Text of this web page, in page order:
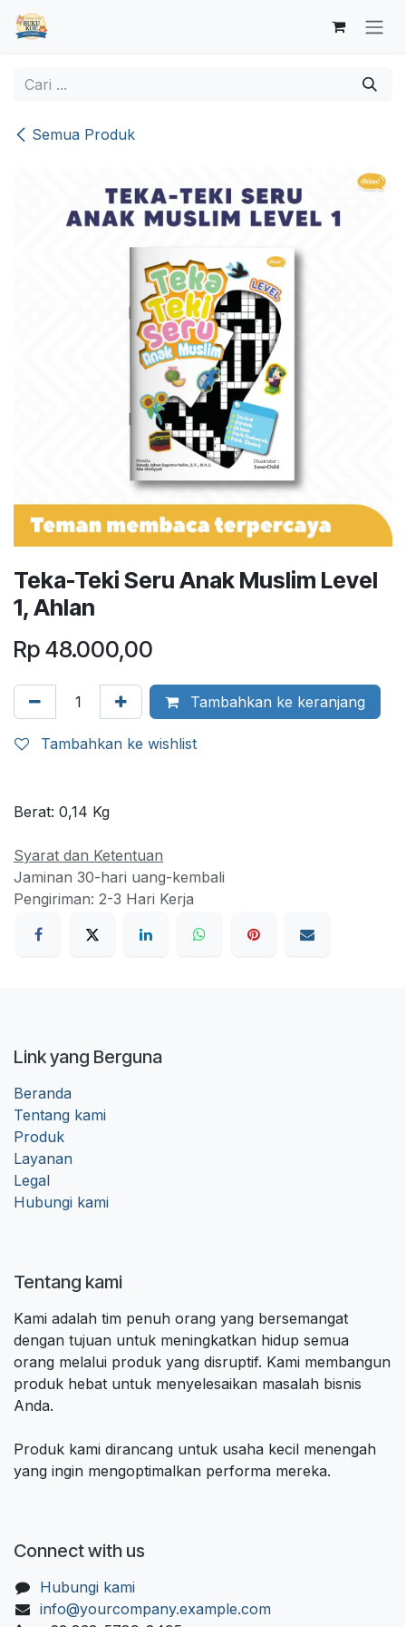
Skip ke Konten
Semua Produk
Teka-Teki Seru Anak Muslim Level
1, Ahlan
Rp 48.000,00
Tambahkan ke keranjang
Tambahkan ke wishlist
Berat: 0,14 Kg
Syarat dan Ketentuan
Jaminan 30-hari uang-kembali
Pengiriman: 2-3 Hari Kerja
Link yang Berguna
Beranda
Tentang kami
Produk
Layanan
Legal
Hubungi kami
Tentang kami
Kami adalah tim penuh orang yang bersemangat
dengan tujuan untuk meningkatkan hidup semua
orang melalui produk yang disruptif. Kami membangun
produk hebat untuk menyelesaikan masalah bisnis
Anda.
Produk kami dirancang untuk usaha kecil menengah
yang ingin mengoptimalkan performa mereka.
Connect with us
Hubungi kami
info@yourcompany.example.com